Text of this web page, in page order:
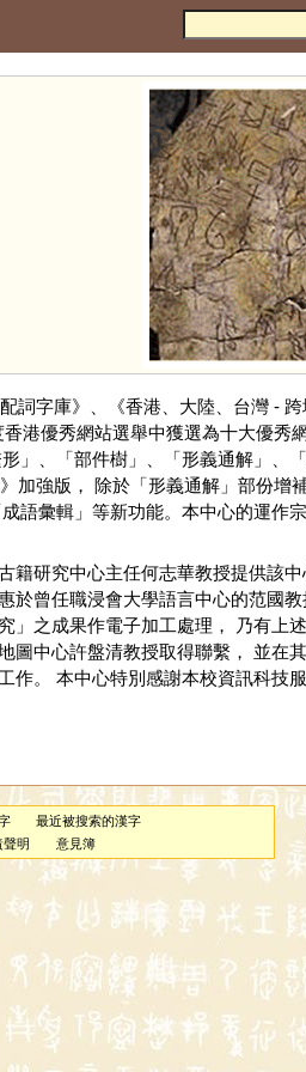
詞字庫》、《香港、大陸、台灣 -
港優秀網站選舉中獲選為十大優秀
」、「部件樹」、「形義通解」、
加強版， 除於「形義通解」部份增
語彙輯」等新功能。本中心的運作
研究中心主任何志華教授提供該
曾任職浸會大學語言中心的范國
之成果作電子加工處理， 乃有上
中心許盤清教授取得聯繫， 並在
。 本中心特別感謝本校資訊科技
最近被搜索的漢字
聲明 意見簿